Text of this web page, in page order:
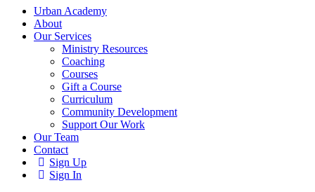
Urban Academy
About
Our Services
Ministry Resources
Coaching
Courses
Gift a Course
Curriculum
Community Development
Support Our Work
Our Team
Contact
Sign Up
Sign In